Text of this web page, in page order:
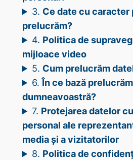
3. Ce date cu caracter
prelucrăm?
4. Politica de
mijloace video
5. Cum prelucrăm
6.În ce bază
dumneavoastră?
7. Protejarea datelor
personal ale
media și a vizitatorilor
8. Politica de